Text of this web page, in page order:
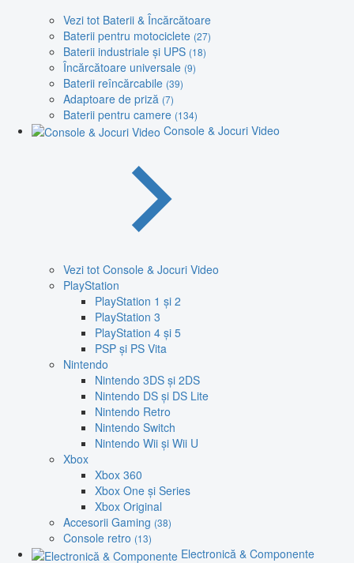
Vezi tot Baterii & Încărcătoare
Baterii pentru motociclete (27)
Baterii industriale și UPS (18)
Încărcătoare universale (9)
Baterii reîncărcabile (39)
Adaptoare de priză (7)
Baterii pentru camere (134)
Console & Jocuri Video
Vezi tot Console & Jocuri Video
PlayStation
PlayStation 1 și 2
PlayStation 3
PlayStation 4 și 5
PSP și PS Vita
Nintendo
Nintendo 3DS și 2DS
Nintendo DS și DS Lite
Nintendo Retro
Nintendo Switch
Nintendo Wii și Wii U
Xbox
Xbox 360
Xbox One și Series
Xbox Original
Accesorii Gaming (38)
Console retro (13)
Electronică & Componente